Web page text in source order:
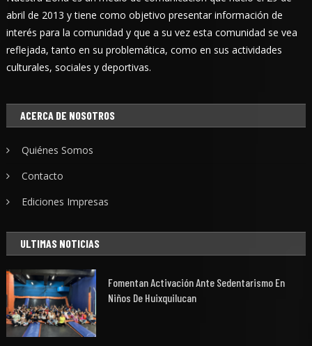
abril de 2013 y tiene como objetivo presentar información de
interés para la comunidad y que a su vez esta comunidad se vea
reflejada, tanto en su problemática, como en sus actividades
culturales, sociales y deportivas.
ACERCA DE NOSOTROS
Quiénes Somos
Contacto
Ediciones Impresas
ULTIMAS NOTICIAS
Fomentan Activación Ante Sedentarismo En
Niños De Huixquilucan